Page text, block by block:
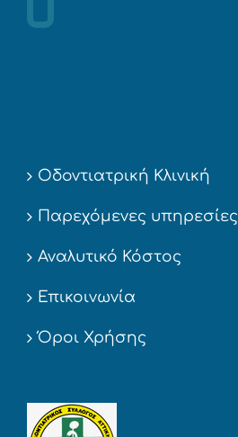
Οδοντιατρική Κλινική
Παρεχόμενες υπηρεσίες
Αναλυτικό Κόστος
Επικοινωνία
Όροι Χρήσης